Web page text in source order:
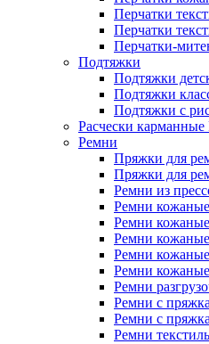
Перчатки
Перчатки
Перчатки-
Подтяжки
Подтяжки
Подтяжки
Подтяжки с
Расчески карманные
Ремни
Пряжки для
Пряжки для
Ремни из
Ремни кожаные
Ремни
Ремни
Ремни
Ремни
Ремни
Ремни с
Ремни с
Ремни